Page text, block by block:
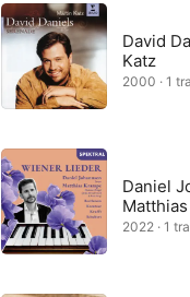
David
Katz
2000 · 1
Daniel
2022 · 1